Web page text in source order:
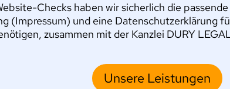
Checks haben wir sicherlich die
(Impressum) und eine Datenschutzerklärung
zusammen mit der Kanzlei DURY
Unsere Leistungen